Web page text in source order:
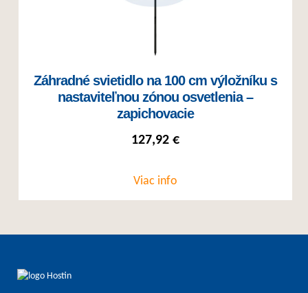
Záhradné svietidlo na 100 cm výložníku s
nastaviteľnou zónou osvetlenia –
zapichovacie
127,92 €
Viac info